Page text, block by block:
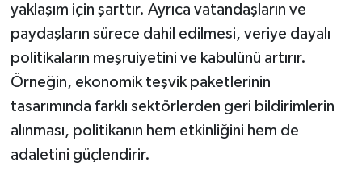
yaklaşım için şarttır. Ayrıca vatandaşların ve
paydaşların sürece dahil edilmesi, veriye dayalı
politikaların meşruiyetini ve kabulünü artırır.
Örneğin, ekonomik teşvik paketlerinin
tasarımında farklı sektörlerden geri bildirimlerin
alınması, politikanın hem etkinliğini hem de
adaletini güçlendirir.